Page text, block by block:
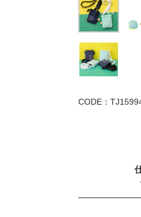
CODE：